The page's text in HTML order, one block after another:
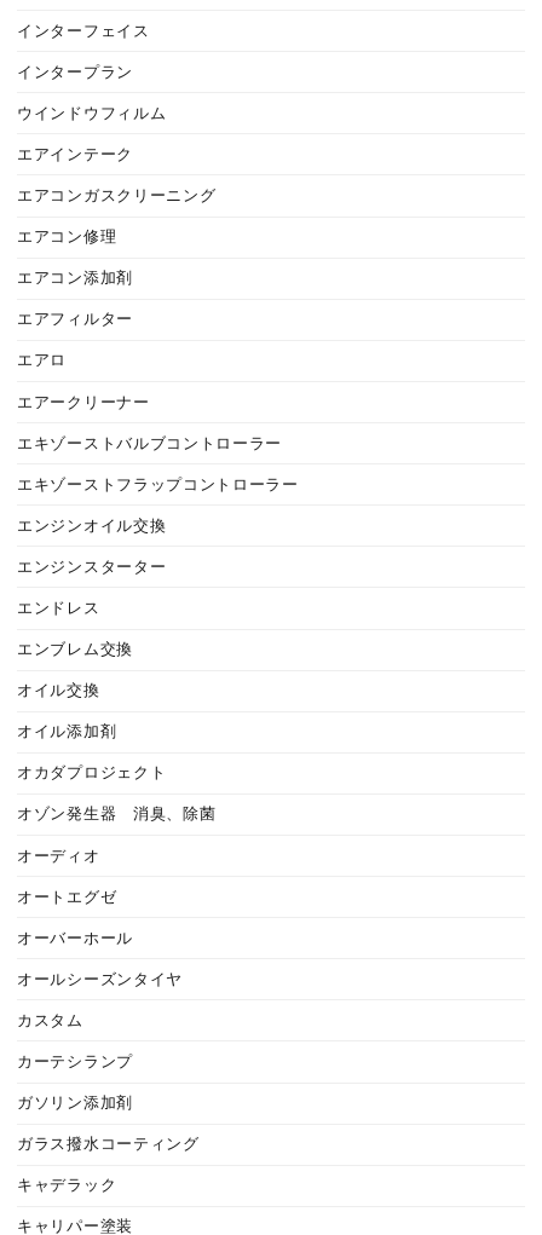
インターフェイス
インタープラン
ウインドウフィルム
エアインテーク
エアコンガスクリーニング
エアコン修理
エアコン添加剤
エアフィルター
エアロ
エアークリーナー
エキゾーストバルブコントローラー
エキゾーストフラップコントローラー
エンジンオイル交換
エンジンスターター
エンドレス
エンブレム交換
オイル交換
オイル添加剤
オカダプロジェクト
オゾン発生器 消臭、除菌
オーディオ
オートエグゼ
オーバーホール
オールシーズンタイヤ
カスタム
カーテシランプ
ガソリン添加剤
ガラス撥水コーティング
キャデラック
キャリパー塗装